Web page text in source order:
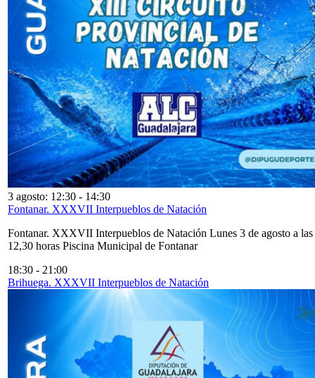
3 agosto: 12:30 - 14:30
Fontanar. XXXVII Interpueblos de Natación
Fontanar. XXXVII Interpueblos de Natación Lunes 3 de agosto a las
12,30 horas Piscina Municipal de Fontanar
18:30 - 21:00
Brihuega. XXXVII Interpueblos de Natación